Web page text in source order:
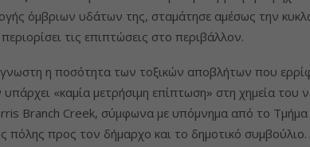
όμβριων υδάτων της, σταμάτησε αμέσως την
τις επιπτώσεις στο περιβάλλον.
η ποσότητα των τοξικών αποβλήτων που
«καμία μετρήσιμη επίπτωση» στη χημεία του
Branch Creek, σύμφωνα με υπόμνημα από το Τμήμα
πόλης προς τον δήμαρχο και το δημοτικό συμβούλιο.